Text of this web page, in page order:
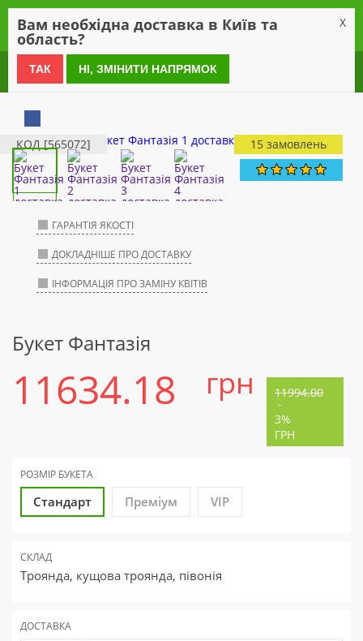
0 800 21 54 55
КОД [565072] 15 замовлень
ГАРАНТІЯ ЯКОСТІ
ДОКЛАДНІШЕ ПРО ДОСТАВКУ
ІНФОРМАЦІЯ ПРО ЗАМІНУ КВІТІВ
Букет Фантазія
11634.18 грн 11994.00
-
3%
ГРН
РОЗМІР БУКЕТА
Стандарт Преміум VIP
СКЛАД
Троянда, кущова троянда, півонія
ДОСТАВКА
Вам необхідна доставка в Київ та
область?
X
ТАК НІ, ЗМІНИТИ НАПРЯМОК